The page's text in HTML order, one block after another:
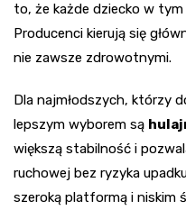
to, że każde dziecko w
Producenci kierują się
nie zawsze zdrowotnymi.
Dla najmłodszych, którzy
lepszym wyborem są
większą stabilność i
ruchowej bez ryzyka
szeroką platformą i niskim